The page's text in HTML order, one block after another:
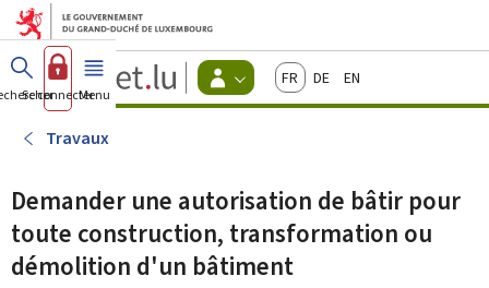
Aller au menu principal
Aller au contenu
Guichet.lu
Changer
d'espace
actif
FrançaisDeutschEnglish
Se connecterMenu principal
Travaux
Demander une autorisation de bâtir pour
toute construction, transformation ou
démolition d'un bâtiment